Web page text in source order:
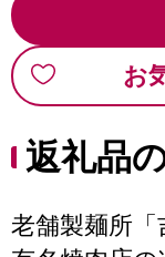
お
返礼品
老舗製麺所「